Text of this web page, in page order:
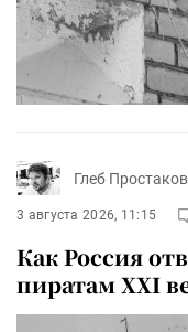
Глеб Простаков
3 августа 2026, 11:15
Как Россия
пиратам XXI